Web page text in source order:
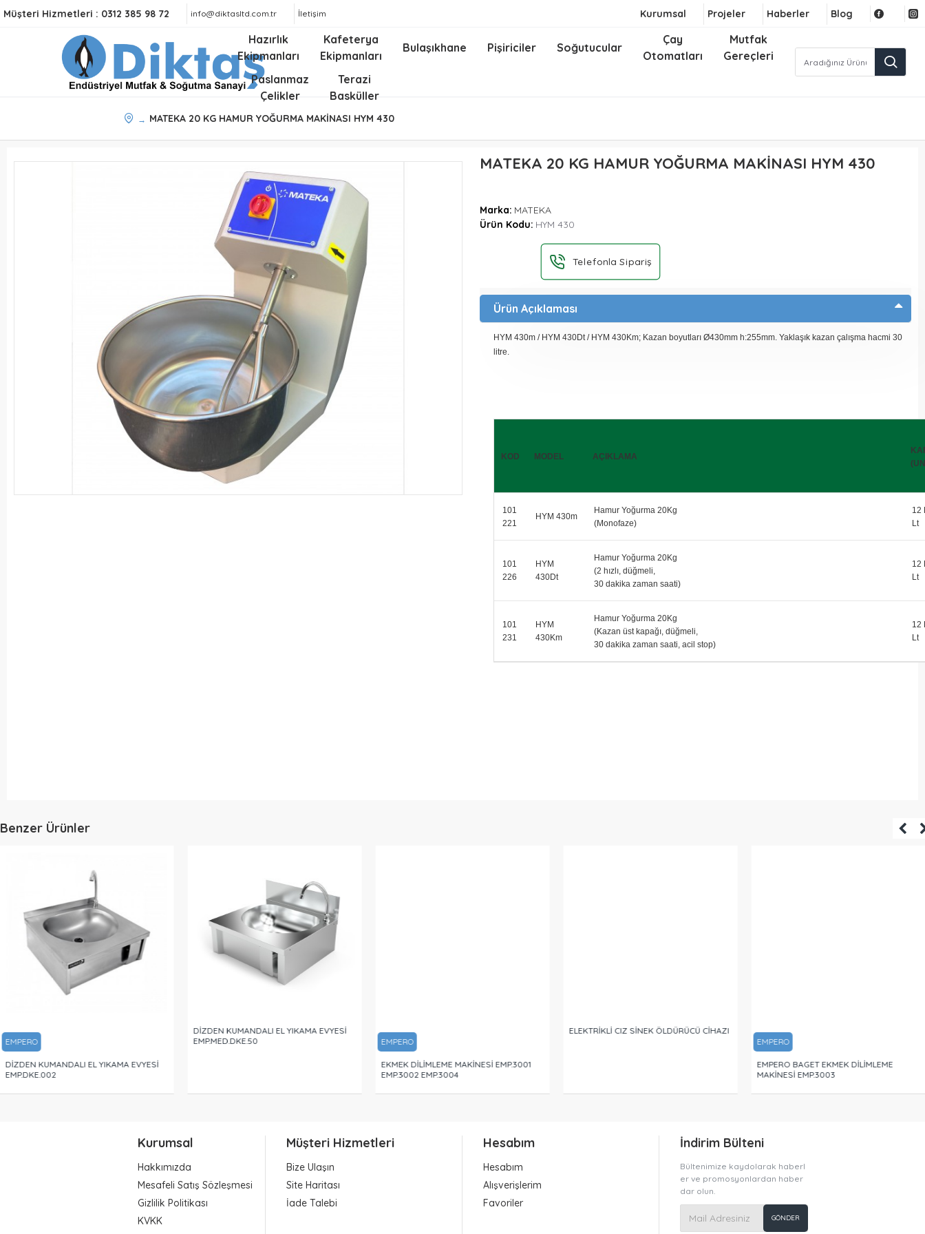
Müşteri Hizmetleri : 0312 385 98 72 info@diktasltd.com.tr İletişim Kurumsal Projeler Haberler Blog
Hazırlık
Ekipmanları
Kafeterya
Ekipmanları
Bulaşıkhane Pişiriciler Soğutucular
Çay
Otomatları
Mutfak
Gereçleri
Paslanmaz
Çelikler
Terazi
Basküller
MATEKA 20 KG HAMUR YOĞURMA MAKİNASI HYM 430
MATEKA 20 KG HAMUR YOĞURMA MAKİNASI HYM 430
Marka: MATEKA
Ürün Kodu: HYM 430
Telefonla Sipariş
Ürün Açıklaması
HYM 430m / HYM 430Dt / HYM 430Km; Kazan boyutları Ø430mm h:255mm. Yaklaşık kazan çalışma hacmi 30
litre.
KOD MODEL AÇIKLAMA
101
221
HYM 430m
Hamur Yoğurma 20Kg
(Monofaze)
12
Lt
101
226
HYM
430Dt
Hamur Yoğurma 20Kg
(2 hızlı, düğmeli,
30 dakika zaman saati)
12
Lt
101
231
HYM
430Km
Hamur Yoğurma 20Kg
(Kazan üst kapağı, düğmeli,
30 dakika zaman saati, acil stop)
12
Lt
Benzer Ürünler
EMPERO
DİZDEN KUMANDALI EL YIKAMA EVYESİ
EMP.DKE.002
DİZDEN KUMANDALI EL YIKAMA EVYESİ
EMP.MED.DKE.50
EMPERO
EKMEK DİLİMLEME MAKİNESİ EMP.3001
EMP.3002 EMP.3004
ELEKTRİKLİ CIZ SİNEK ÖLDÜRÜCÜ CİHAZI
EMPERO
EMPERO BAGET EKMEK DİLİMLEME
MAKİNESİ EMP.3003
Kurumsal
Hakkımızda
Mesafeli Satış Sözleşmesi
Gizlilik Politikası
KVKK
Müşteri Hizmetleri
Bize Ulaşın
Site Haritası
İade Talebi
Hesabım
Hesabım
Alışverişlerim
Favoriler
İndirim Bülteni
Bültenimize kaydolarak haberl
er ve promosyonlardan haber
dar olun.
GÖNDER